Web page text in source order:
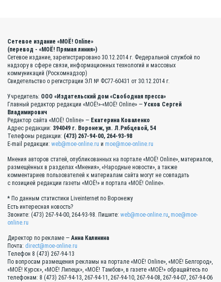
Сетевое издание «МОЁ! Online»
(перевод - «МОЁ! Прямая линия»)
Сетевое издание, зарегистрировано 30.12.2014 г. Федеральной службой по
надзору в сфере связи, информационных технологий и массовых
коммуникаций (Роскомнадзор)
Свидетельство о регистрации ЭЛ № ФС77-60431 от 30.12.2014 г.
Учредитель: ООО «Издательский дом «Свободная пресса»
Главный редактор редакции «МОЁ!»-«МОЁ! Online» — Усков Сергей
Владимирович
Редактор сайта «МОЁ! Online» — Екатерина Коваленко
Адрес редакции: 394049 г. Воронеж, ул. Л.Рябцевой, 54
Телефоны редакции: (473) 267-94-00, 264-93-98
E-mail редакции: web@moe-online.ru и moe@moe-online.ru
Мнения авторов статей, опубликованных на портале «МОЁ! Online», материалов,
размещённых в разделах «Мнения», «Народные новости», а также
комментариев пользователей к материалам сайта могут не совпадать
с позицией редакции газеты «МОЁ!» и портала «МОЁ! Online».
* По данным статистики Liveinternet по Воронежу
Есть интересная новость?
Звоните: (473) 267-94-00, 264-93-98. Пишите: web@moe-online.ru, moe@moe-
online.ru
Директор по рекламе — Анна Калинина
Почта: direct@moe-online.ru
Телефон 8 (473) 267-94-13
По вопросам размещения рекламы на портале «МОЁ! Online», «МОЁ! Белгород»,
«МОЁ! Курск», «МОЁ! Липецк», «МОЁ! Тамбов», в газете «МОЁ!» обращайтесь по
телефонам: 8 (473) 267-94-13, 267-94-11, 267-94-10, 267-94-08, 267-94-07, 267-94-06